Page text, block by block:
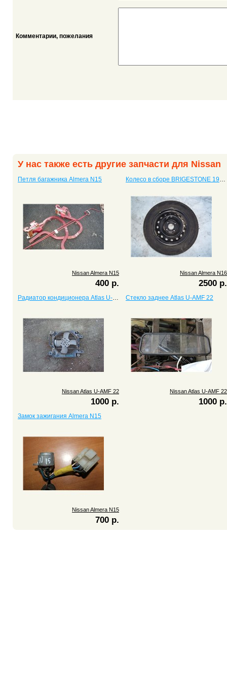
Комментарии, пожелания
У нас также есть другие запчасти для Nissan
Петля багажника Almera N15
Nissan Almera N15
400 р.
Колесо в сборе BRIGESTONE 195\60R15 Almera, лето
Nissan Almera N16
2500 р.
Радиатор кондиционера Atlas U-AMF 22
Nissan Atlas U-AMF 22
1000 р.
Стекло заднее Atlas U-AMF 22
Nissan Atlas U-AMF 22
1000 р.
Замок зажигания Almera N15
Nissan Almera N15
700 р.